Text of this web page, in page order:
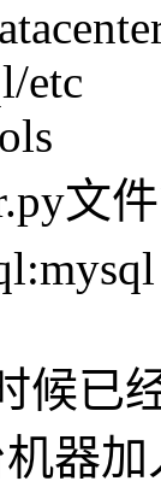
etc
文
候已
器